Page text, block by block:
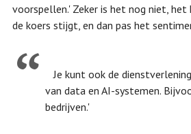
voorspellen.' Zeker is het nog niet,
de koers stijgt, en dan pas het
Je kunt ook de
van data en AI-systemen.
bedrijven.'